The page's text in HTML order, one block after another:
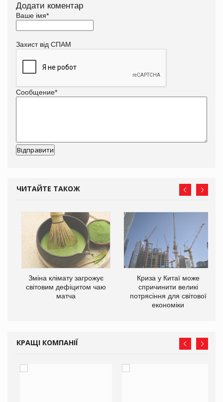
Додати коментар
Ваше імя*
Захист від СПАМ
Сообщение*
ЧИТАЙТЕ ТАКОЖ
Зміна клімату загрожує
світовим дефіцитом чаю
матча
Криза у Китаї може
спричинити великі
потрясіння для світової
економіки
КРАЩІ КОМПАНІЇ